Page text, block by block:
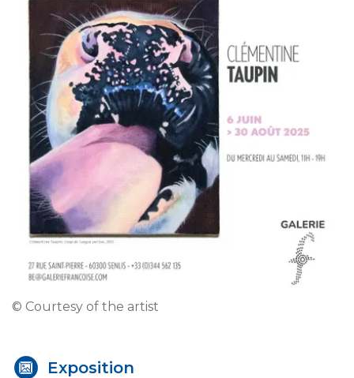
© Courtesy of the artist
Exposition